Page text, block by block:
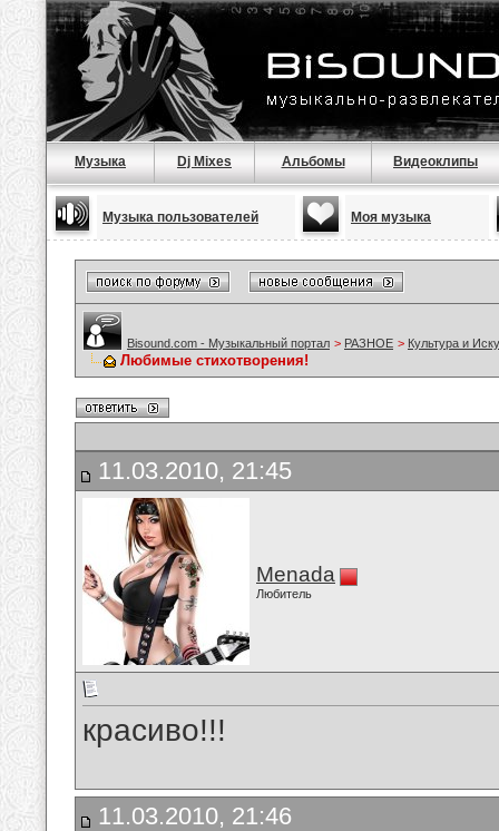
Музыка Dj Mixes Альбомы Видеоклипы
Музыка пользователей Моя музыка
Bisound.com - Музыкальный портал > РАЗНОЕ > Культура и
Любимые стихотворения!
11.03.2010, 21:45
Menada
Любитель
красиво!!!
11.03.2010, 21:46